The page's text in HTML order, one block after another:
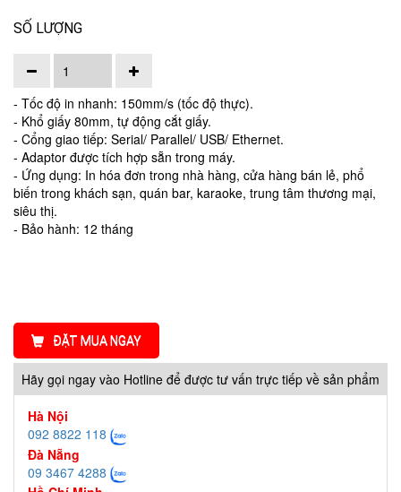
SỐ LƯỢNG
- Tốc độ in nhanh: 150mm/s (tốc độ thực).
- Khổ giấy 80mm, tự động cắt giấy.
- Cổng giao tiếp: Serial/ Parallel/ USB/ Ethernet.
- Adaptor được tích hợp sẵn trong máy.
- Ứng dụng: In hóa đơn trong nhà hàng, cửa hàng bán lẻ, phổ
biến trong khách sạn, quán bar, karaoke, trung tâm thương mại,
siêu thị.
- Bảo hành: 12 tháng
ĐẶT MUA NGAY
Hãy gọi ngay vào Hotline để được tư vấn trực tiếp về sản phẩm
Hà Nội
092 8822 118
Đà Nẵng
09 3467 4288